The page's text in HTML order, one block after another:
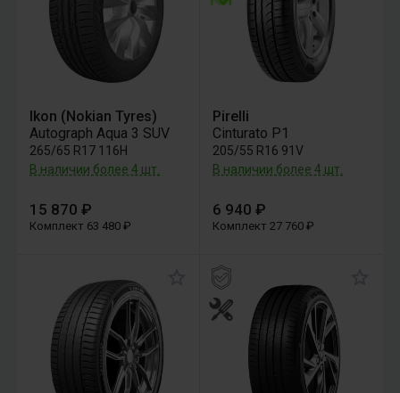
Ikon (Nokian Tyres)
Autograph Aqua 3 SUV
265/65 R17 116H
В наличии более 4 шт.
15 870 ₽
Комплект 63 480 ₽
Pirelli
Cinturato P1
205/55 R16 91V
В наличии более 4 шт.
6 940 ₽
Комплект 27 760 ₽